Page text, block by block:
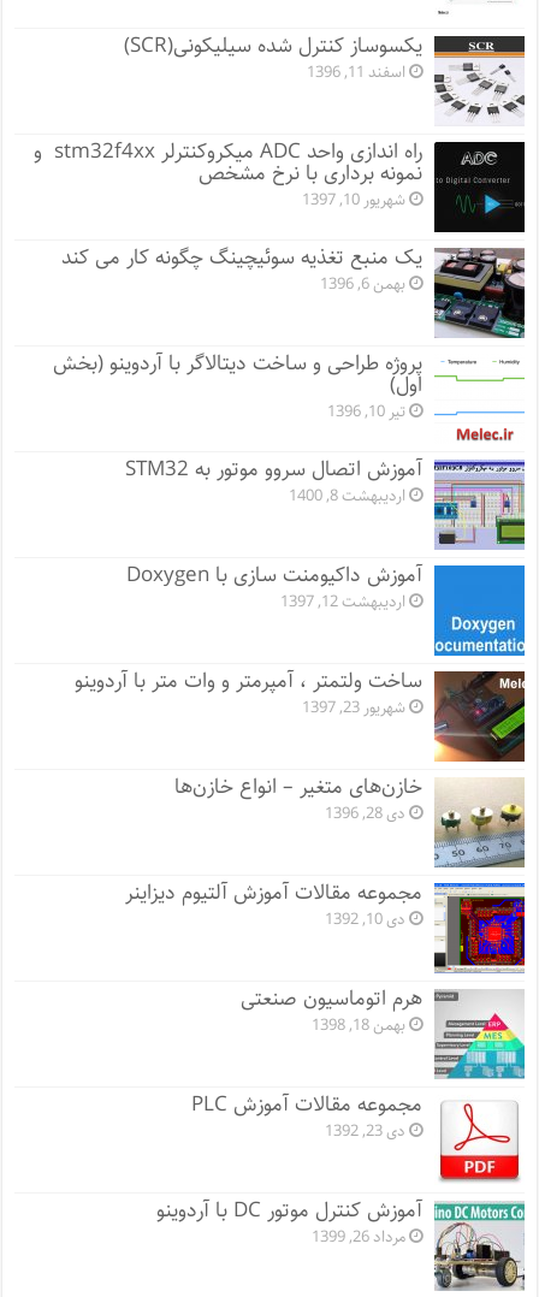
یکسوساز کنترل شده سیلیکونی(SCR)
اسفند 11, 1396
راه اندازی واحد ADC میکروکنترلر stm32f4xx و
نمونه برداری با نرخ مشخص
شهریور 10, 1397
یک منبع تغذیه سوئیچینگ چگونه کار می کند
بهمن 6, 1396
پروژه طراحی و ساخت دیتالاگر با آردوینو (بخش
اول)
تیر 10, 1396
آموزش اتصال سروو موتور به STM32
اردیبهشت 8, 1400
آموزش داکیومنت سازی با Doxygen
اردیبهشت 12, 1397
ساخت ولتمتر ، آمپرمتر و وات متر با آردوینو
شهریور 23, 1397
خازن‌های متغیر – انواع خازن‌ها
دی 28, 1396
مجموعه مقالات آموزش آلتیوم دیزاینر
دی 10, 1392
هرم اتوماسیون صنعتی
بهمن 18, 1398
مجموعه مقالات آموزش PLC
دی 23, 1392
آموزش کنترل موتور DC با آردوینو
مرداد 26, 1399